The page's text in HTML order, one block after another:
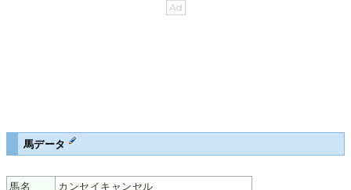
馬データ
馬名
カンセイキャンセル